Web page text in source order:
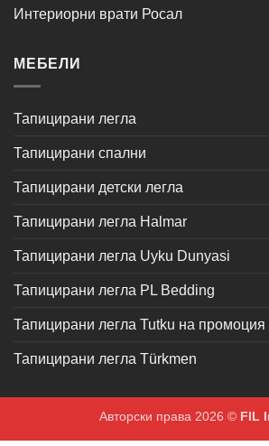
Интериорни врати Росал
МЕБЕЛИ
Тапицирани легла
Тапицирани спални
Тапицирани детски легла
Тапицирани легла Halmar
Тапицирани легла Uyku Dunyasi
Тапицирани легла PL Bedding
Тапицирани легла Tutku на промоция
Тапицирани легла Türkmen
Авторски права 2026 © FIL